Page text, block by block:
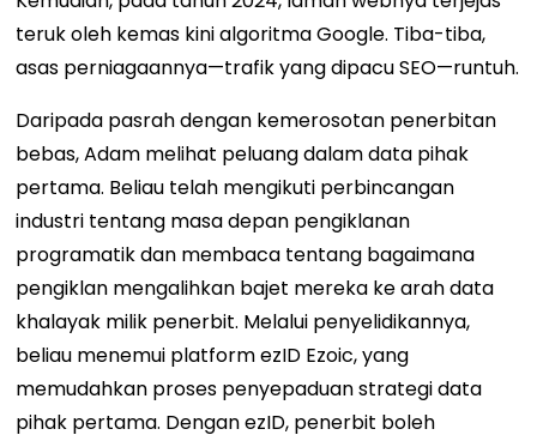
teruk oleh kemas kini algoritma Google. Tiba-tiba,
asas perniagaannya—trafik yang dipacu SEO—runtuh.
Daripada pasrah dengan kemerosotan penerbitan
bebas, Adam melihat peluang dalam data pihak
pertama. Beliau telah mengikuti perbincangan
industri tentang masa depan pengiklanan
programatik dan membaca tentang bagaimana
pengiklan mengalihkan bajet mereka ke arah data
khalayak milik penerbit. Melalui penyelidikannya,
beliau menemui platform ezID Ezoic, yang
memudahkan proses penyepaduan strategi data
pihak pertama. Dengan ezID, penerbit boleh